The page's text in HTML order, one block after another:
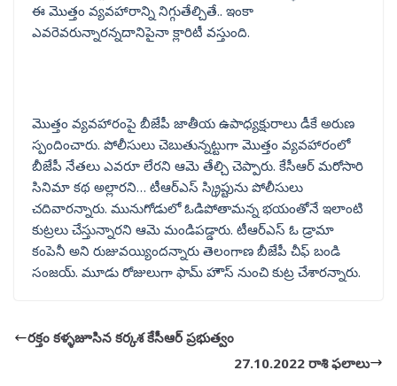
ఈ మొత్తం వ్యవహారాన్ని నిగ్గుతేల్చితే.. ఇంకా
ఎవరెవరున్నారన్నదానిపైనా క్లారిటీ వస్తుంది.
మొత్తం వ్యవహారంపై బీజేపీ జాతీయ ఉపాధ్యక్షురాలు డీకే అరుణ
స్పందించారు. పోలీసులు చెబుతున్నట్టుగా మొత్తం వ్యవహారంలో
బీజేపీ నేతలు ఎవరూ లేరని ఆమె తేల్చి చెప్పారు. కేసీఆర్ మరోసారి
సినిమా కథ అల్లారని… టీఆర్ఎస్ స్క్రిప్టును పోలీసులు
చదివారన్నారు. మునుగోడులో ఓడిపోతామన్న భయంతోనే ఇలాంటి
కుట్రలు చేస్తున్నారని ఆమె మండిపడ్డారు. టీఆర్ఎస్ ఓ డ్రామా
కంపెనీ అని రుజువయ్యిందన్నారు తెలంగాణ బీజేపీ చీఫ్ బండి
సంజయ్. మూడు రోజులుగా ఫామ్ హౌస్ నుంచి కుట్ర చేశారన్నారు.
రక్తం కళ్ళజూసిన కర్కశ కేసీఆర్‌ ప్రభుత్వం
27.10.2022 రాశి ఫలాలు